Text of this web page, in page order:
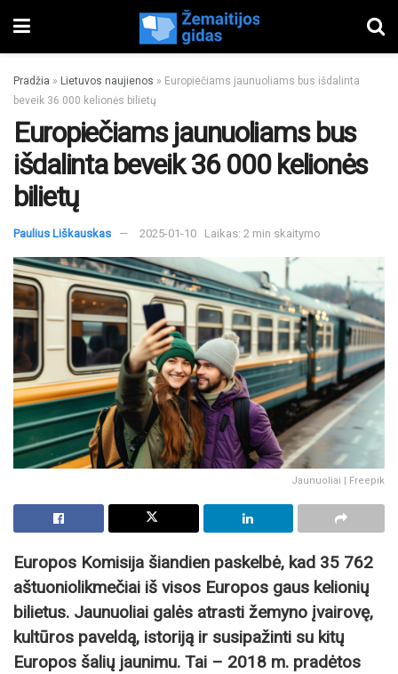
Pradžia » Lietuvos naujienos » Europiečiams jaunuoliams bus išdalinta
beveik 36 000 kelionės bilietų
Europiečiams jaunuoliams bus
išdalinta beveik 36 000 kelionės
bilietų
Paulius Liškauskas 2025-01-10 Laikas: 2 min skaitymo
Jaunuoliai | Freepik
Europos Komisija šiandien paskelbė, kad 35 762
aštuoniolikmečiai iš visos Europos gaus kelionių
bilietus. Jaunuoliai galės atrasti žemyno įvairovę,
kultūros paveldą, istoriją ir susipažinti su kitų
Europos šalių jaunimu. Tai – 2018 m. pradėtos